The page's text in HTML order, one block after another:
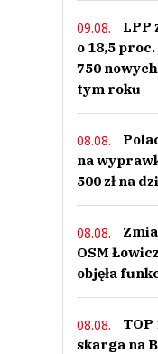
09.08.
LPP
o 18,5
750
tym roku
08.08.
na
500 zł na
08.08.
OSM
objęła
08.08.
TOP
skarga na